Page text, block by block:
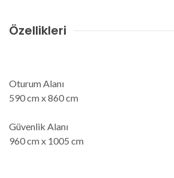
Özellikleri
Oturum Alanı
590 cm x 860 cm
Güvenlik Alanı
960 cm x 1005 cm